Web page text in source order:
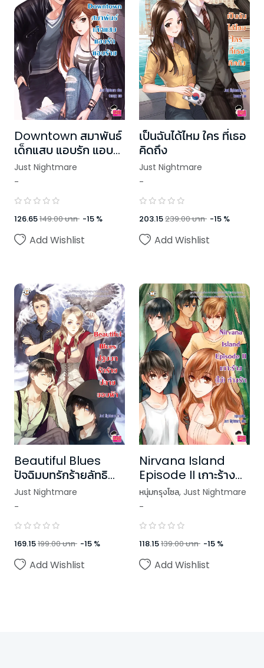
Downtown สมาพันธ์
เด็กแสบ แอบรัก แอบ
ร้าย
Just Nightmare
-
126.65149.00บาท -15 %
Add Wishlist
เป็นฉันได้ไหม ใคร ที่เธอ
คิดถึง
Just Nightmare
-
203.15239.00บาท -15 %
Add Wishlist
Beautiful Blues
ปัจฉิมบทรักร้ายลัทธิ
ลวง
Just Nightmare
-
169.15199.00บาท -15 %
Add Wishlist
Nirvana Island
Episode II เกาะร้าง
(ไม่) ห่างรัก
หนุ่มกรุงโซล, Just Nightmare
-
118.15139.00บาท -15 %
Add Wishlist